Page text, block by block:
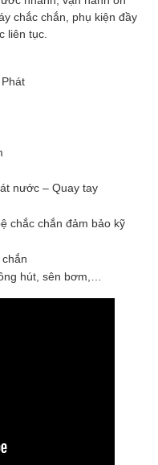
chắc chắn, phụ kiện đầy
liên tục.
nước – Quay tay
chắc chắn đảm bảo kỹ
hút, sên bơm,…